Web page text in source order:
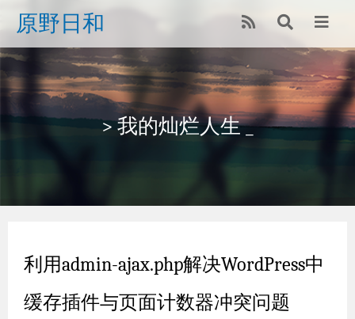
原野日和
> 我的灿烂人生 _
利用admin-ajax.php解决WordPress中
缓存插件与页面计数器冲突问题